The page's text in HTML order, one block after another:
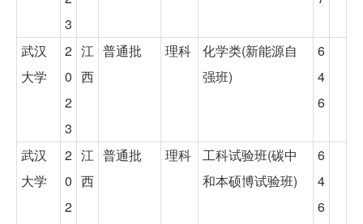
3
武汉
大学
2
0
2
3
江
西
普通批 理科
化学类(新能源自
强班)
6
4
6
武汉
大学
2
0
2
江
西
普通批 理科
工科试验班(碳中
和本硕博试验班)
6
4
6